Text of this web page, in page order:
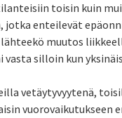
toisin kuin
enteilevät
lähteekö muutos
vasta silloin kun
vetäytyvyytenä,
vuorovaikutukseen